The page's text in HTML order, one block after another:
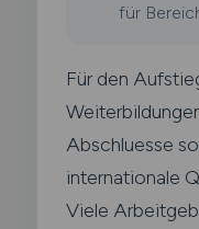
für
Für den
Abschluesse
internationale
Viele